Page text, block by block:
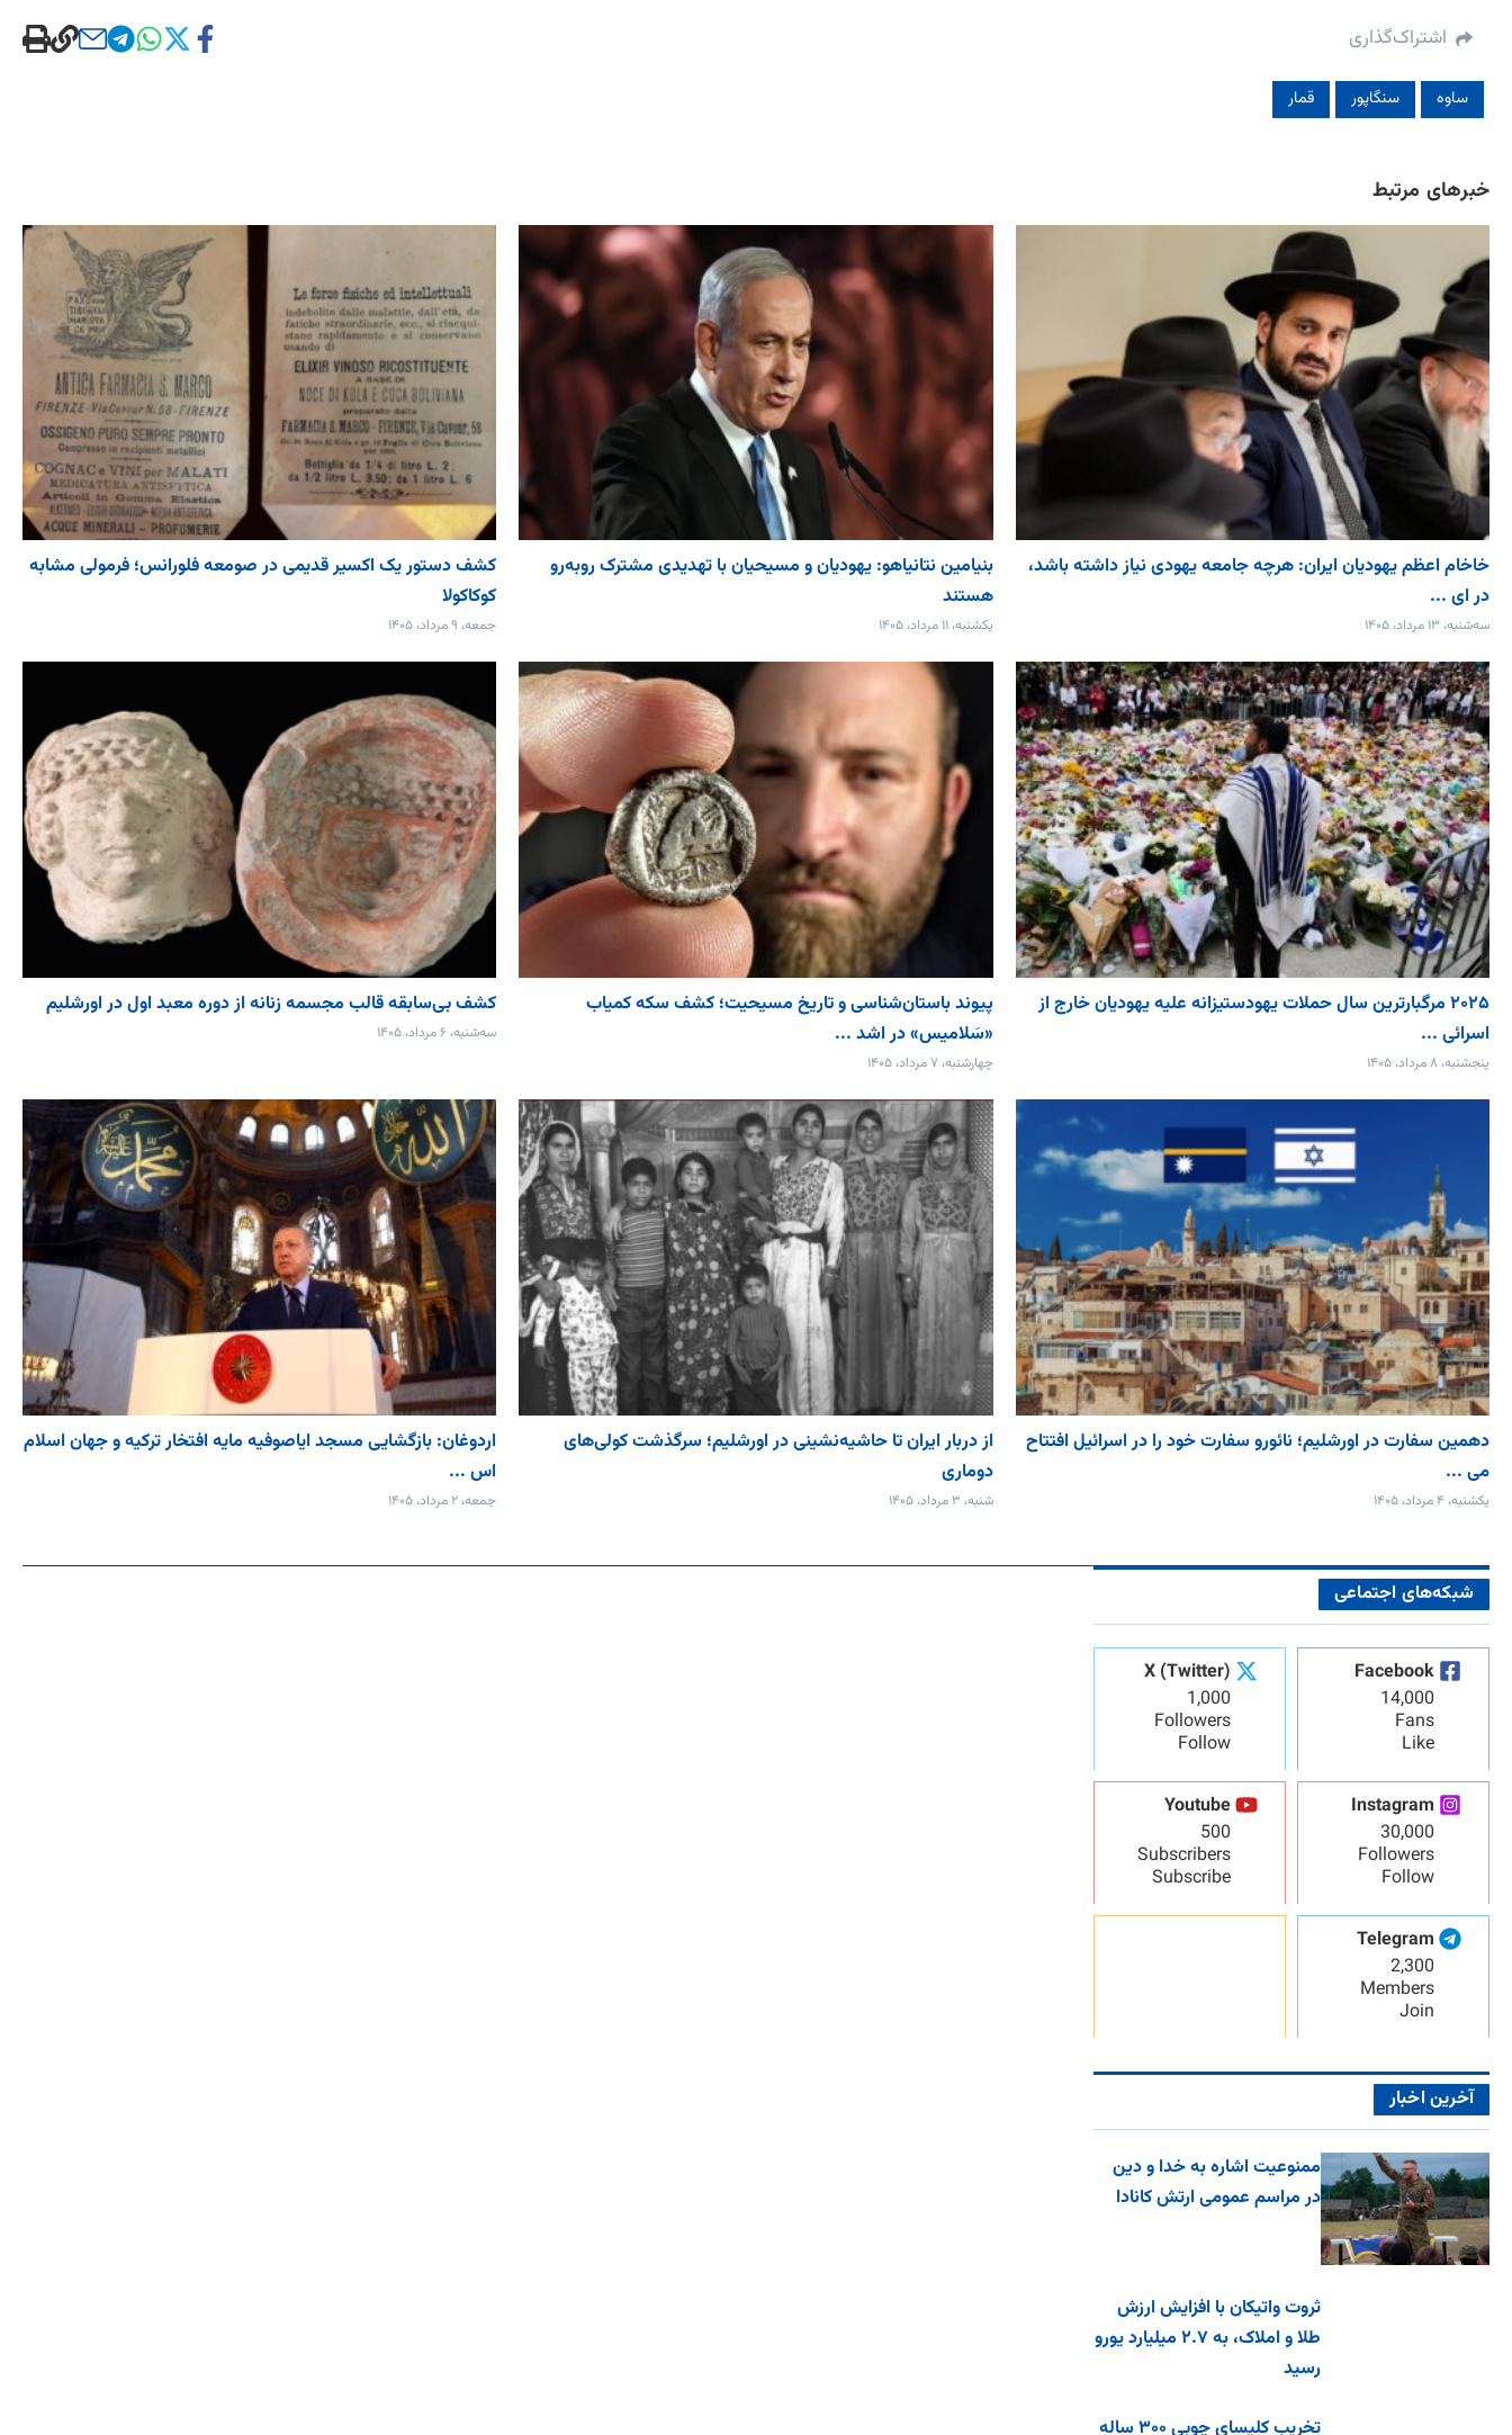
اشتراک‌گذاری
ساوه سنگاپور قمار
خبرهای مرتبط
خاخام اعظم یهودیان ایران: هرچه جامعه یهودی نیاز داشته باشد،
در ای ...
سه‌شنبه، ۱۳ مرداد، ۱۴۰۵
بنیامین نتانیاهو: یهودیان و مسیحیان با تهدیدی مشترک روبه‌رو
هستند
یکشنبه، ۱۱ مرداد، ۱۴۰۵
کشف دستور یک اکسیر قدیمی در صومعه فلورانس؛ فرمولی مشابه
کوکاکولا
جمعه، ۹ مرداد، ۱۴۰۵
۲۰۲۵ مرگبارترین سال حملات یهودستیزانه علیه یهودیان خارج از
اسرائی ...
پنجشنبه، ۸ مرداد، ۱۴۰۵
پیوند باستان‌شناسی و تاریخ مسیحیت؛ کشف سکه کمیاب
«سَلامیس» در اشد ...
چهارشنبه، ۷ مرداد، ۱۴۰۵
کشف بی‌سابقه قالب مجسمه زنانه از دوره معبد اول در اورشلیم
سه‌شنبه، ۶ مرداد، ۱۴۰۵
دهمین سفارت در اورشلیم؛ نائورو سفارت خود را در اسرائیل افتتاح
می‌ ...
یکشنبه، ۴ مرداد، ۱۴۰۵
از دربار ایران تا حاشیه‌نشینی در اورشلیم؛ سرگذشت کولی‌های
دوماری
شنبه، ۳ مرداد، ۱۴۰۵
اردوغان: بازگشایی مسجد ایاصوفیه مایه افتخار ترکیه و جهان اسلام
اس ...
جمعه، ۲ مرداد، ۱۴۰۵
شبکه‌های اجتماعی
Facebook
14,000
Fans
Like
X (Twitter)
1,000
Followers
Follow
Instagram
30,000
Followers
Follow
Youtube
500
Subscribers
Subscribe
Telegram
2,300
Members
Join
آخرین اخبار
ممنوعیت اشاره به خدا و دین
در مراسم عمومی ارتش کانادا
ثروت واتیکان با افزایش ارزش
طلا و املاک، به ۲.۷ میلیارد یورو
رسید
تخریب کلیسای چوبی ۳۰۰ ساله